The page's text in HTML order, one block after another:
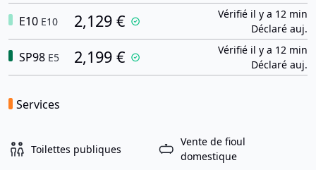
E10 E10 2,129 €
Vérifié il y a 12 min
Déclaré auj.
SP98 E5 2,199 €
Vérifié il y a 12 min
Déclaré auj.
Services
Toilettes publiques
Vente de fioul
domestique